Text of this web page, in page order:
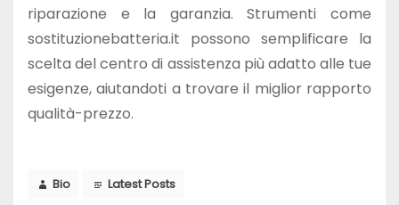
riparazione e la garanzia. Strumenti come
sostituzionebatteria.it possono semplificare la
scelta del centro di assistenza più adatto alle tue
esigenze, aiutandoti a trovare il miglior rapporto
qualità-prezzo.
Bio Latest Posts